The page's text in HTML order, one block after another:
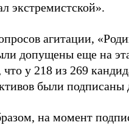
экстремистской».
агитации,
допущены еще на
что у 218 из 269
были подписаны
на момент